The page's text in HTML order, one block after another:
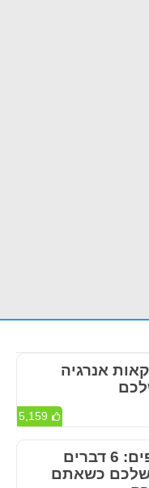
אנרגיה
5,159
מחקרים חושפים: 6 דברים
שלכם כשאתם